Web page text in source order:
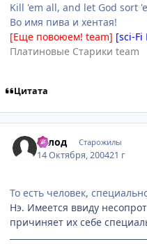
Kill 'em all, and let God sort
Во имя пива и хентая!
[Еще повоюем! team] [sci-Fi
Платиновые Старики team
Цитата
Голод Старожилы
14 Октября, 200421 г
То есть человек,
Нэ. Имеется ввиду
причиняет их себе